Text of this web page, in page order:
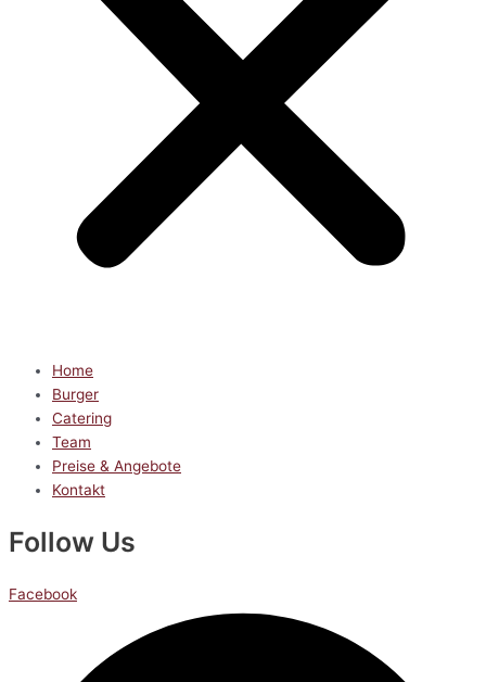
Home
Burger
Catering
Team
Preise & Angebote
Kontakt
Follow Us
Facebook